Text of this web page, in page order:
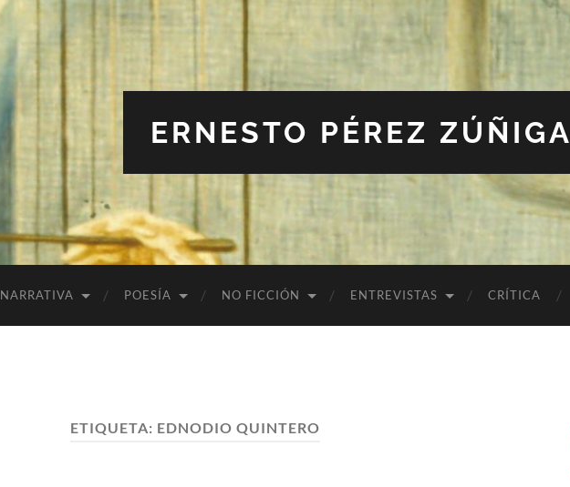
ERNESTO PÉREZ ZÚÑIGA
NARRATIVA POESÍA NO FICCIÓN ENTREVISTAS CRÍTICA
ETIQUETA: EDNODIO QUINTERO